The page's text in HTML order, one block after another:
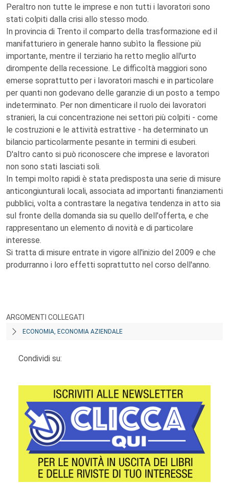
Peraltro non tutte le imprese e non tutti i lavoratori sono
stati colpiti dalla crisi allo stesso modo.
In provincia di Trento il comparto della trasformazione ed il
manifatturiero in generale hanno subìto la flessione più
importante, mentre il terziario ha retto meglio all'urto
dirompente della recessione. Le difficoltà maggiori sono
emerse soprattutto per i lavoratori maschi e in particolare
per quanti non godevano delle garanzie di un posto a tempo
indeterminato. Per non dimenticare il ruolo dei lavoratori
stranieri, la cui concentrazione nei settori più colpiti - come
le costruzioni e le attività estrattive - ha determinato un
bilancio particolarmente pesante in termini di esuberi.
D'altro canto si può riconoscere che imprese e lavoratori
non sono stati lasciati soli.
In tempi molto rapidi è stata predisposta una serie di misure
anticongiunturali locali, associata ad importanti finanziamenti
pubblici, volta a contrastare la negativa tendenza in atto sia
sul fronte della domanda sia su quello dell'offerta, e che
rappresentano un elemento di novità e di particolare
interesse.
Si tratta di misure entrate in vigore all'inizio del 2009 e che
produrranno i loro effetti soprattutto nel corso dell'anno.
ARGOMENTI COLLEGATI
ECONOMIA, ECONOMIA AZIENDALE
Condividi su: